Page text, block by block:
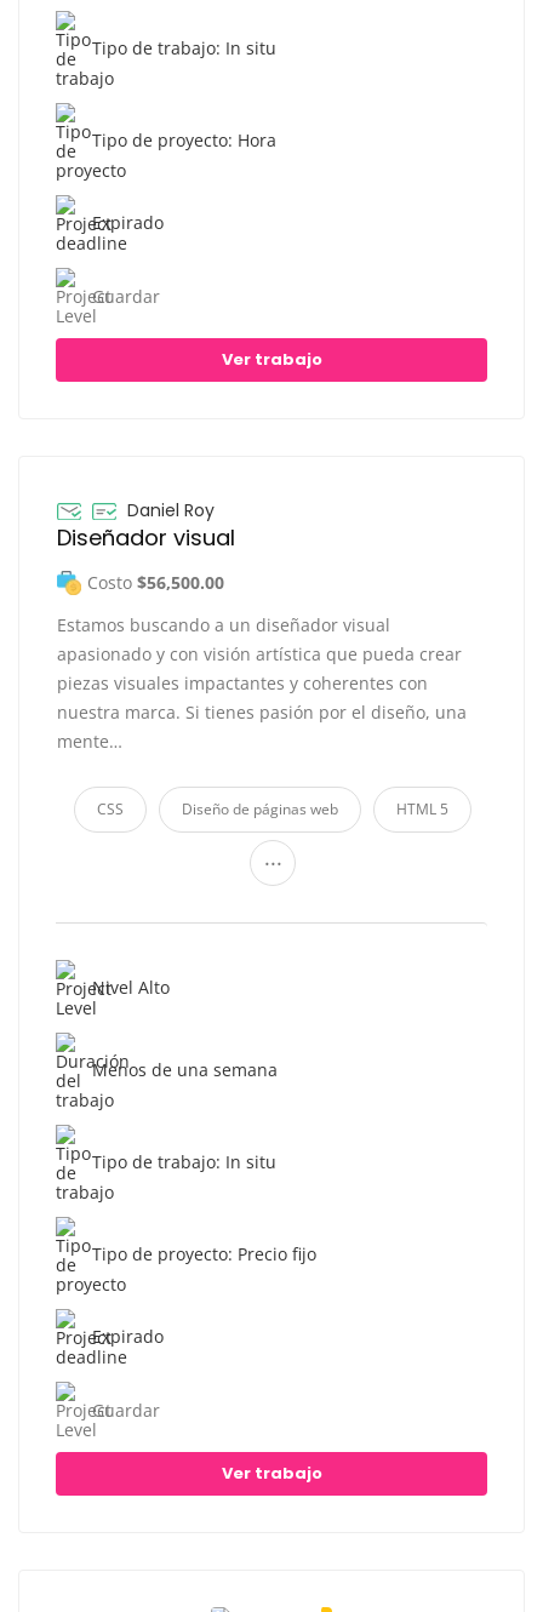
Tipo de trabajo: In situ
Tipo de proyecto: Hora
Expirado
Guardar
Ver trabajo
Daniel Roy
Diseñador visual
Costo $56,500.00
Estamos buscando a un diseñador visual
apasionado y con visión artística que pueda crear
piezas visuales impactantes y coherentes con
nuestra marca. Si tienes pasión por el diseño, una
mente…
CSS Diseño de páginas web HTML 5
...
Nivel Alto
Menos de una semana
Tipo de trabajo: In situ
Tipo de proyecto: Precio fijo
Expirado
Guardar
Ver trabajo